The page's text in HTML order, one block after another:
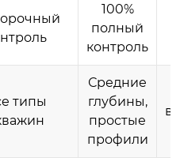
100%
полный
контроль
типы
Средние
глубины,
простые
профили